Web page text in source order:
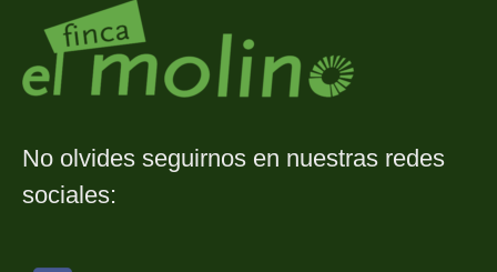
No olvides seguirnos en nuestras redes
sociales: